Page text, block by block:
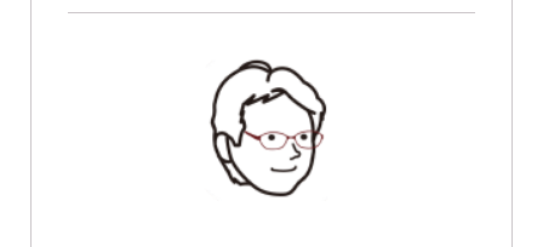
季節ごとにリボンのカラーが変わる「特性ピアスケース」
に「お渡し用バック」と季節に合わせた「メッセージカー